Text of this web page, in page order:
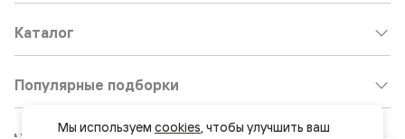
Каталог
Популярные подборки
Мы используем cookies, чтобы улучшить ваш